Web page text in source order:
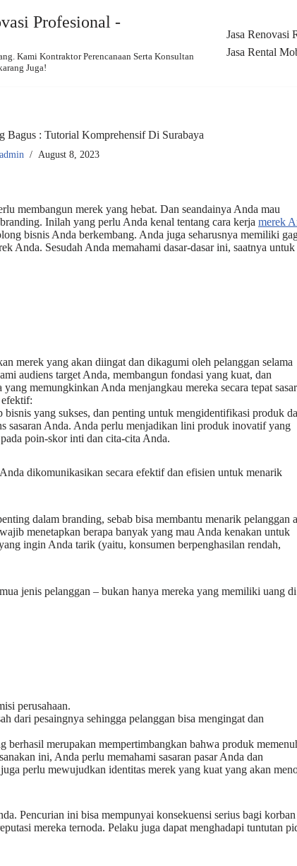
Profesional -
Kami Kontraktor Perencanaan Serta Konsultan
Juga!
Jasa Renovasi
Jasa Rental
Bagus : Tutorial Komprehensif Di Surabaya
admin August 8, 2023
membangun merek yang hebat. Dan seandainya Anda mau
Inilah yang perlu Anda kenal tentang cara kerja merek
bisnis Anda berkembang. Anda juga seharusnya memiliki
Anda. Sesudah Anda memahami dasar-dasar ini, saatnya untuk
merek yang akan diingat dan dikagumi oleh pelanggan selama
audiens target Anda, membangun fondasi yang kuat, dan
memungkinkan Anda menjangkau mereka secara tepat
yang sukses, dan penting untuk mengidentifikasi produk
sasaran Anda. Anda perlu menjadikan lini produk inovatif yang
poin-skor inti dan cita-cita Anda.
dikomunikasikan secara efektif dan efisien untuk menarik
dalam branding, sebab bisa membantu menarik pelanggan
menetapkan berapa banyak yang mau Anda kenakan untuk
ingin Anda tarik (yaitu, konsumen berpenghasilan rendah,
jenis pelanggan – bukan hanya mereka yang memiliki uang di
perusahaan.
dari pesaingnya sehingga pelanggan bisa mengingat dan
berhasil merupakan mempertimbangkan bahwa produk
ini, Anda perlu memahami sasaran pasar Anda dan
perlu mewujudkan identitas merek yang kuat yang akan
Pencurian ini bisa mempunyai konsekuensi serius bagi korban
mereka ternoda. Pelaku juga dapat menghadapi tuntutan